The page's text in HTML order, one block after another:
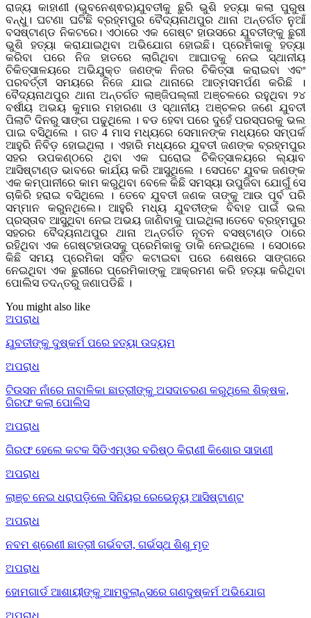
ରାଜ୍ୟ କାହାଣୀ (ଭୁବନେଶ୍ଵର)ଯୁବତୀକୁ ଛୁରି ଭୁଶି ହତ୍ୟା କଲା ପୁରୁଷ
ବନ୍ଧୁ। ଘଟଣା ଘଟିଛି ବ୍ରହ୍ମପୁର ବୈଦ୍ୟନାଥପୁର ଥାନା ଅନ୍ତର୍ଗତ ନୁଆଁ
ବସଷ୍ଟାଣ୍ଡ ନିକଟରେ। ଏଠାରେ ଏକ ଗେଷ୍ଟ ହାଉସରେ ଯୁବତୀଙ୍କୁ ଛୁରୀ
ଭୁଶି ହତ୍ୟା କରାଯାଇଥିବା ଅଭିଯୋଗ ହୋଇଛି। ପ୍ରେମିକାକୁ ହତ୍ୟା
କରିବା ପରେ ନିଜ ହାତରେ ଲାଗିଥିବା ଆଘାତକୁ ନେଇ ସ୍ଥାନୀୟ
ଚିକିତ୍ସାଳୟରେ ଅଭିଯୁକ୍ତ ଜଣଙ୍କ ନିଜର ଚିକିତ୍ସା କରାଇବା ଏବଂ
ପରବର୍ତ୍ତୀ ସମୟରେ ନିଜେ ଯାଇ ଥାନାରେ ଆତ୍ମସମର୍ପଣ କରିଛି ।
ବୈଦ୍ୟନାଥପୁର ଥାନା ଅନ୍ତର୍ଗତ ଲାଞ୍ଜିପଲ୍ଲୀ ଅଞ୍ଚଳରେ ରହୁଥିବା ୨୪
ବର୍ଷୀୟ ଅଭୟ କୁମାର ମହାରଣା ଓ ସ୍ଥାନୀୟ ଅଞ୍ଚଳର ଜଣେ ଯୁବତୀ
ପିଲାଟି ଦିନରୁ ସାଙ୍ଗ ପଢୁଥିଲେ । ବଡ ହେବା ପରେ ଦୁହେଁ ପରସ୍ପରକୁ ଭଲ
ପାଇ ବସିଥିଲେ । ଗତ 4 ମାସ ମଧ୍ୟରେ ସେମାନଙ୍କ ମଧ୍ୟରେ ସମ୍ପର୍କ
ଆହୁରି ନିବିଡ଼ ହୋଇଥିଲା । ଏହାରି ମଧ୍ୟରେ ଯୁବତୀ ଜଣଙ୍କ ବ୍ରହ୍ମପୁର
ସହର ଉପକଣ୍ଠରେ ଥିବା ଏକ ଘରୋଇ ଚିକିତ୍ସାଳୟରେ ଲ୍ୟାବ
ଆସିଷ୍ଟାଣ୍ଡ ଭାବରେ କାର୍ଯ୍ୟ କରି ଆସୁଥିଲେ । ସେପଟେ ଯୁବକ ଜଣଙ୍କ
ଏକ କମ୍ପାନୀରେ କାମ କରୁଥିବା ବେଳେ କିଛି ସମସ୍ୟା ଉପୁଜିବା ଯୋଗୁଁ ସେ
ଚାକିରି ହରାଇ ବସିଥିଲେ । ତେବେ ଯୁବତୀ ଜଣକ ତାଙ୍କୁ ଆଉ ପୂର୍ବ ପରି
ସମ୍ମାନ କରୁନଥିଲେ। ଆହୁରି ମଧ୍ୟ ଯୁବତୀଙ୍କ ବିବାହ ପାଇଁ ଭଲ
ପ୍ରସ୍ତାବ ଆସୁଥିବା ନେଇ ଅଭୟ ଜାଣିବାକୁ ପାଇଥିଲା।ତେବେ ବ୍ରହ୍ମପୁର
ସହରର ବୈଦ୍ୟନାଥପୁର ଥାନା ଅନ୍ତର୍ଗତ ନୂତନ ବସଷ୍ଟାଣ୍ଡ ଠାରେ
ରହିଥିବା ଏକ ଗେଷ୍ଟହାଉସକୁ ପ୍ରେମିକାକୁ ଡାକି ନେଇଥିଲେ । ସେଠାରେ
କିଛି ସମୟ ପ୍ରେମିକା ସହିତ କଟାଇବା ପରେ ଶେଷରେ ସାଙ୍ଗରେ
ନେଇଥିବା ଏକ ଛୁରୀରେ ପ୍ରେମିକାଙ୍କୁ ଆକ୍ରମଣ କରି ହତ୍ୟା କରିଥିବା
ପୋଲିସ ତଦନ୍ତରୁ ଜଣାପଡିଛି ।
You might also like
ଅପରାଧ
ଯୁବତୀଙ୍କୁ ଦୁଷ୍କର୍ମ ପରେ ହତ୍ୟା ଉଦ୍ୟମ
ଅପରାଧ
ଟିଉସନ ନାଁରେ ନାବାଳିକା ଛାତ୍ରୀଙ୍କୁ ଅସଦାଚରଣ କରୁଥିଲେ ଶିକ୍ଷକ,
ଗିରଫ କଲା ପୋଲିସ
ଅପରାଧ
ଗିରଫ ହେଲେ କଟକ ସିଡିଏମ୍‌ଓର ବରିଷ୍ଠ କିରାଣୀ କିଶୋର ସାହାଣୀ
ଅପରାଧ
ଲାଞ୍ଚ ନେଇ ଧରାପଡ଼ିଲେ ସିନିୟର ରେଭେନ୍ୟୁ ଆସିଷ୍ଟାଣ୍ଟ
ଅପରାଧ
ନବମ ଶ୍ରେଣୀ ଛାତ୍ରୀ ଗର୍ଭବତୀ, ଗର୍ଭସ୍ଥ ଶିଶୁ ମୃତ
ଅପରାଧ
ହୋମଗାର୍ଡ ଆଶାୟୀଙ୍କୁ ଆମ୍ବୁଲାନ୍ସରେ ଗଣଦୁଷ୍କର୍ମ ଅଭିଯୋଗ
ଅପରାଧ